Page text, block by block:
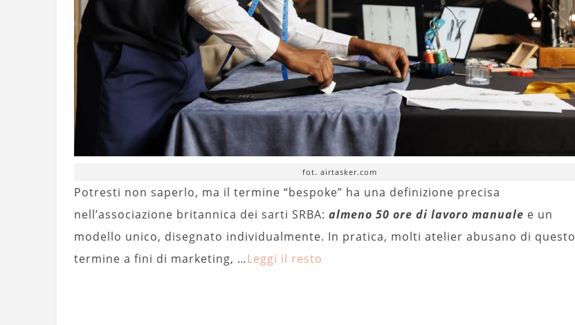
fot. airtasker.com
Potresti non saperlo, ma il termine “bespoke” ha una definizione precisa
nell’associazione britannica dei sarti SRBA: almeno 50 ore di lavoro manuale e un
modello unico, disegnato individualmente. In pratica, molti atelier abusano di questo
termine a fini di marketing, …Leggi il resto